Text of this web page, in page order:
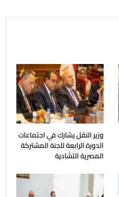
وزير النقل يشارك في اجتماعات
الدورة الرابعة للجنة المشتركة
المصرية التشادية